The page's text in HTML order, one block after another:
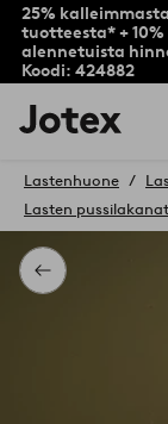
25% kalleimmasta
tuotteesta* + 10%
alennetuista
Koodi: 424882
Jotex-
logo
siirry
aloitussivulle
Takaisin
Lastenhuone
Lasten